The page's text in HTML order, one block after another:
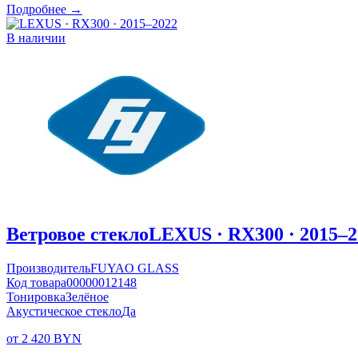
Подробнее →
В наличии
Ветровое стеклоLEXUS · RX300 ·
ПроизводительFUYAO GLASS
Код товара00000012148
ТонировкаЗелёное
Акустическое стеклоДа
от 2 420 BYN